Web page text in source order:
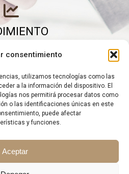
consentimiento
utilizamos tecnologías como las
a la información del dispositivo. El
nos permitirá procesar datos como
o las identificaciones únicas en este
puede afectar
y funciones.
Aceptar
saque el máximo partido a